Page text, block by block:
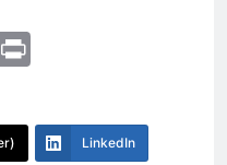
LinkedIn